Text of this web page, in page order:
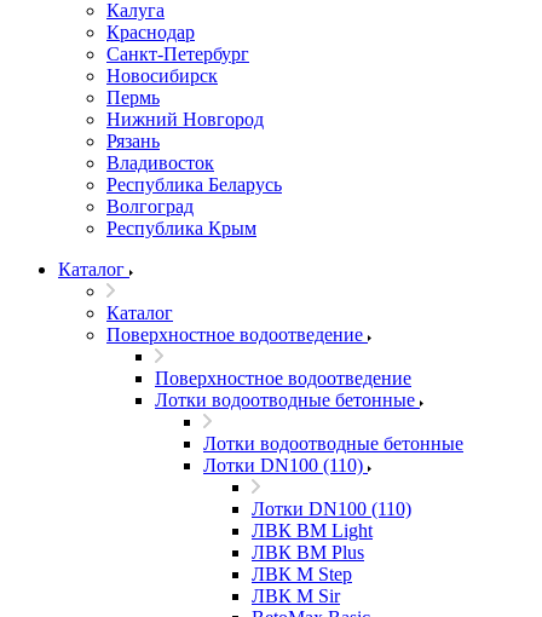
Калуга
Краснодар
Санкт-Петербург
Новосибирск
Пермь
Нижний Новгород
Рязань
Владивосток
Республика Беларусь
Волгоград
Республика Крым
Каталог
Каталог
Поверхностное водоотведение
Поверхностное водоотведение
Лотки водоотводные бетонные
Лотки водоотводные бетонные
Лотки DN100 (110)
Лотки DN100 (110)
ЛВК ВМ Light
ЛВК ВМ Plus
ЛВК М Step
ЛВК М Sir